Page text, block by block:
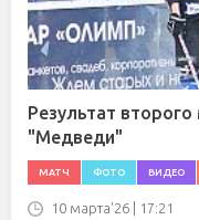
Результат
"Медведи"
МАТЧ ФОТО ВИДЕО
10 марта'26 | 17:21